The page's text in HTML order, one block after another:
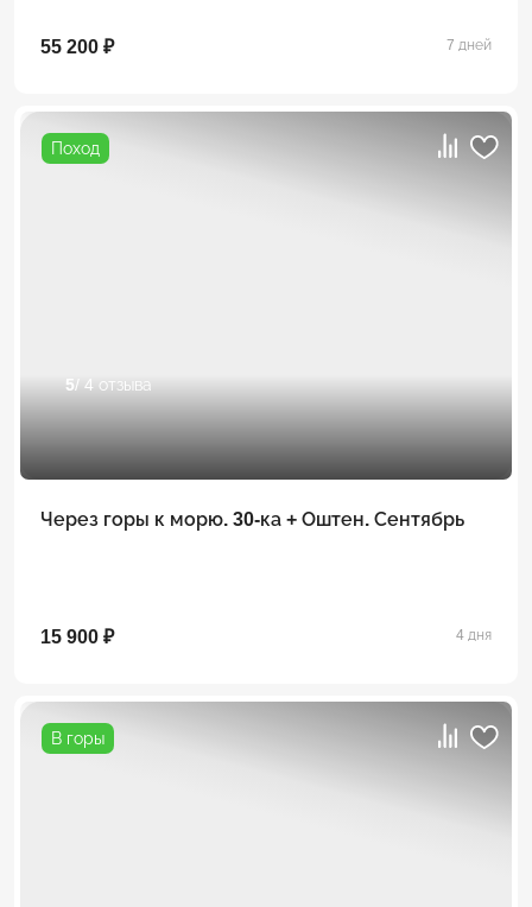
55 200 ₽ 7 дней
Поход
5/ 4 отзыва
Через горы к морю. 30-ка + Оштен. Сентябрь
15 900 ₽ 4 дня
В горы